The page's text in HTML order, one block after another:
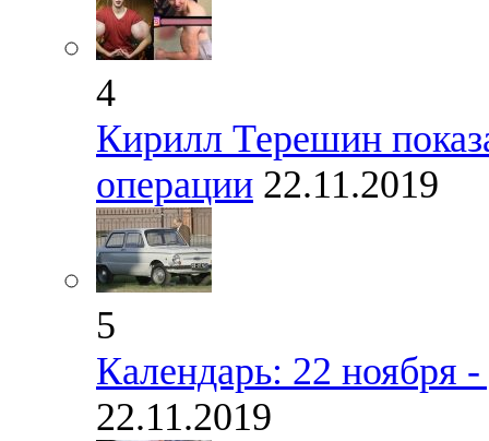
4
Кирилл Терешин
операции 22.11.2019
5
Календарь: 22 ноября
22.11.2019